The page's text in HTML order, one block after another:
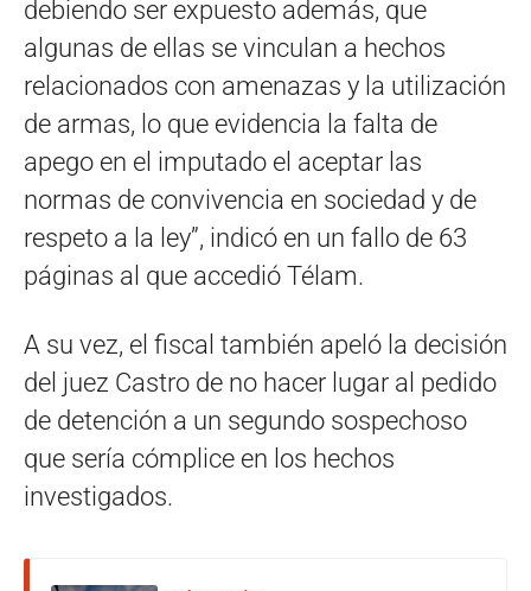
debiendo ser expuesto además, que
algunas de ellas se vinculan a hechos
relacionados con amenazas y la utilización
de armas, lo que evidencia la falta de
apego en el imputado el aceptar las
normas de convivencia en sociedad y de
respeto a la ley”, indicó en un fallo de 63
páginas al que accedió Télam.
A su vez, el fiscal también apeló la decisión
del juez Castro de no hacer lugar al pedido
de detención a un segundo sospechoso
que sería cómplice en los hechos
investigados.